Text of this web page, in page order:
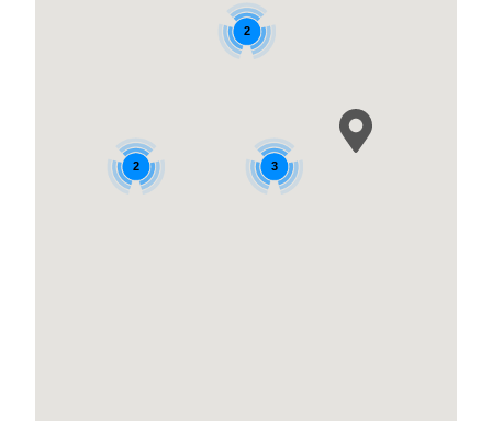
+351 289 301 329
geral@tecnimarine.com
PARTNER
2 3
2